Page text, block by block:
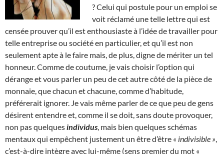
? Celui qui postule pour un emploi se
voit réclamé une telle lettre qui est
censée prouver qu’il est enthousiaste à l’idée de travailler pour
telle entreprise ou société en particulier, et qu’il est non
seulement apte à le faire mais, de plus, digne de mériter un tel
honneur. Comme de coutume, je vais choisir l’option qui
dérange et vous parler un peu de cet autre côté de la pièce de
monnaie, que chacun et chacune, comme d’habitude,
préférerait ignorer. Je vais même parler de ce que peu de gens
désirent entendre et, comme il se doit, sans doute provoquer,
non pas quelques individus , mais bien quelques schémas
mentaux qui empêchent justement un être d’être « indivisible »
c’est-à-dire intègre avec lui-même (sens premier du mot «